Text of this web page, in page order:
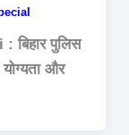
पुलिस
और